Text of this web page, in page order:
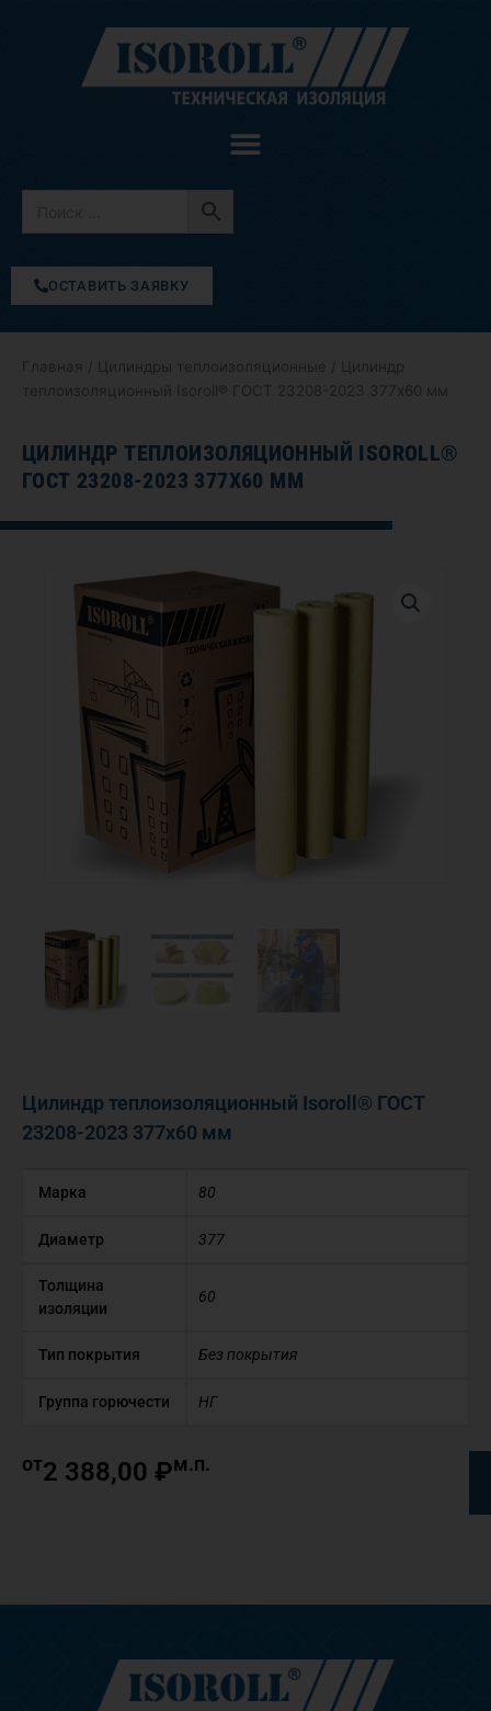
содержимому
ОСТАВИТЬ ЗАЯВКУ
Главная Цилиндры теплоизоляционные / Цилиндр
теплоизоляционный Isoroll® ГОСТ 23208-2023 377х60 мм
ЦИЛИНДР ТЕПЛОИЗОЛЯЦИОННЫЙ ISOROLL®
ГОСТ 23208-2023 377Х60 ММ
Цилиндр теплоизоляционный Isoroll® ГОСТ
23208-2023 377х60 мм
Марка 80
Диаметр 377
Толщина
изоляции
60
Тип покрытия Без покрытия
Группа горючести НГ
от2 388,00 ₽м.п.